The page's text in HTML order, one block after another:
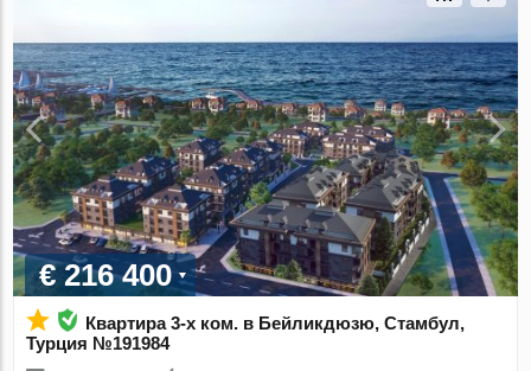
€ 216 400
Квартира 3-х ком. в Бейликдюзю, Стамбул,
Турция №191984